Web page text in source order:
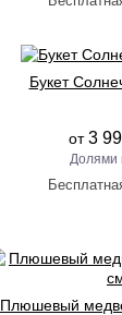
Букет
от3
Плюшевый